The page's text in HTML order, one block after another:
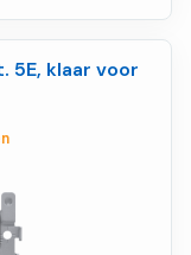
5E, klaar voor